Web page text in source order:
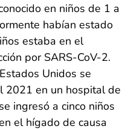
en niños de 1 a
habían estado
estaba en el
por SARS-CoV-2.
Unidos se
2021 en un hospital de
ingresó a cinco niños
el hígado de causa